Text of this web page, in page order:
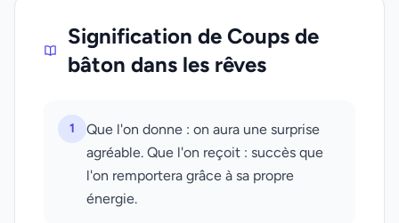
Signification de Coups de
bâton dans les rêves
1
Que l'on donne : on aura une surprise
agréable. Que l'on reçoit : succès que
l'on remportera grâce à sa propre
énergie.